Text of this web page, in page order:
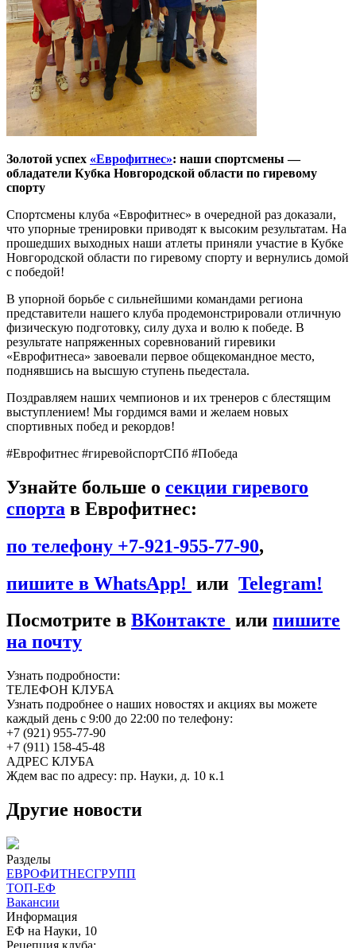
Золотой успех «Еврофитнес»: наши спортсмены —
обладатели Кубка Новгородской области по гиревому
спорту
Спортсмены клуба «Еврофитнес» в очередной раз доказали,
что упорные тренировки приводят к высоким результатам. На
прошедших выходных наши атлеты приняли участие в Кубке
Новгородской области по гиревому спорту и вернулись домой
с победой!
В упорной борьбе с сильнейшими командами региона
представители нашего клуба продемонстрировали отличную
физическую подготовку, силу духа и волю к победе. В
результате напряженных соревнований гиревики
«Еврофитнеса» завоевали первое общекомандное место,
поднявшись на высшую ступень пьедестала.
Поздравляем наших чемпионов и их тренеров с блестящим
выступлением! Мы гордимся вами и желаем новых
спортивных побед и рекордов!
#Еврофитнес #гиревойспортСПб #Победа
Узнайте больше о секции гиревого
спорта в Еврофитнес:
по телефону +7-921-955-77-90,
пишите в WhatsApp! или Telegram!
Посмотрите в ВКонтакте или пишите
на почту
Узнать подробности:
ТЕЛЕФОН КЛУБА
Узнать подробнее о наших новостях и акциях вы можете
каждый день с 9:00 до 22:00 по телефону:
+7 (921) 955-77-90
+7 (911) 158-45-48
АДРЕС КЛУБА
Ждем вас по адресу: пр. Науки, д. 10 к.1
Другие новости
Разделы
ЕВРОФИТНЕСГРУПП
ТОП-ЕФ
Вакансии
Информация
ЕФ на Науки, 10